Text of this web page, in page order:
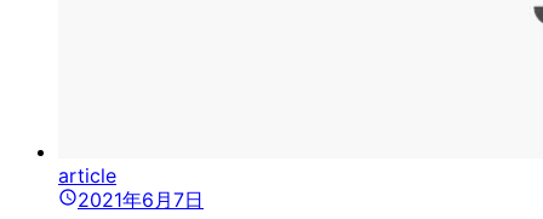
article
2021年6月7日